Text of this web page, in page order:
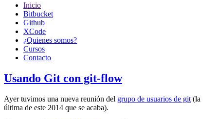
Inicio
Bitbucket
Github
XCode
¿Quienes somos?
Cursos
Contacto
Usando Git con git-flow
Ayer tuvimos una nueva reunión del grupo de usuarios de git (la
última de este 2014 que se acaba).